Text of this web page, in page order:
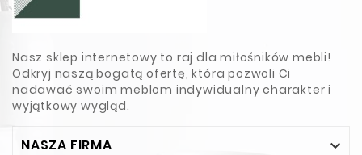
Nasz sklep internetowy to raj dla miłośników mebli!
Odkryj naszą bogatą ofertę, która pozwoli Ci
nadawać swoim meblom indywidualny charakter i
wyjątkowy wygląd.
NASZA FIRMA 